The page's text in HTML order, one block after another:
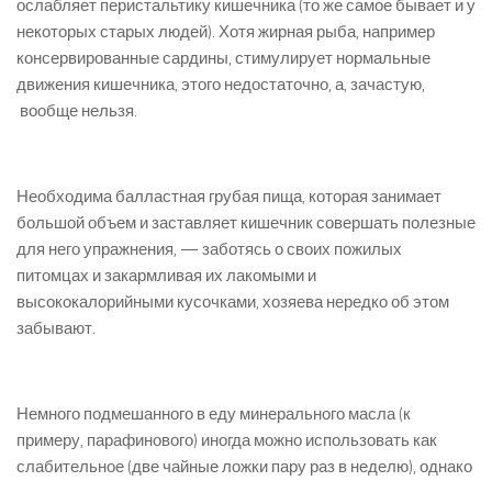
ослабляет перистальтику кишечника (то же самое бывает и у
некоторых старых людей). Хотя жирная рыба, например
консервированные сардины, стимулирует нормальные
движения кишечника, этого недостаточно, а, зачастую,
вообще нельзя.
Необходима балластная грубая пища, которая занимает
большой объем и заставляет кишечник совершать полезные
для него упражнения, — заботясь о своих пожилых
питомцах и закармливая их лакомыми и
высококалорийными кусочками, хозяева нередко об этом
забывают.
Немного подмешанного в еду минерального масла (к
примеру, парафинового) иногда можно использовать как
слабительное (две чайные ложки пару раз в неделю), однако